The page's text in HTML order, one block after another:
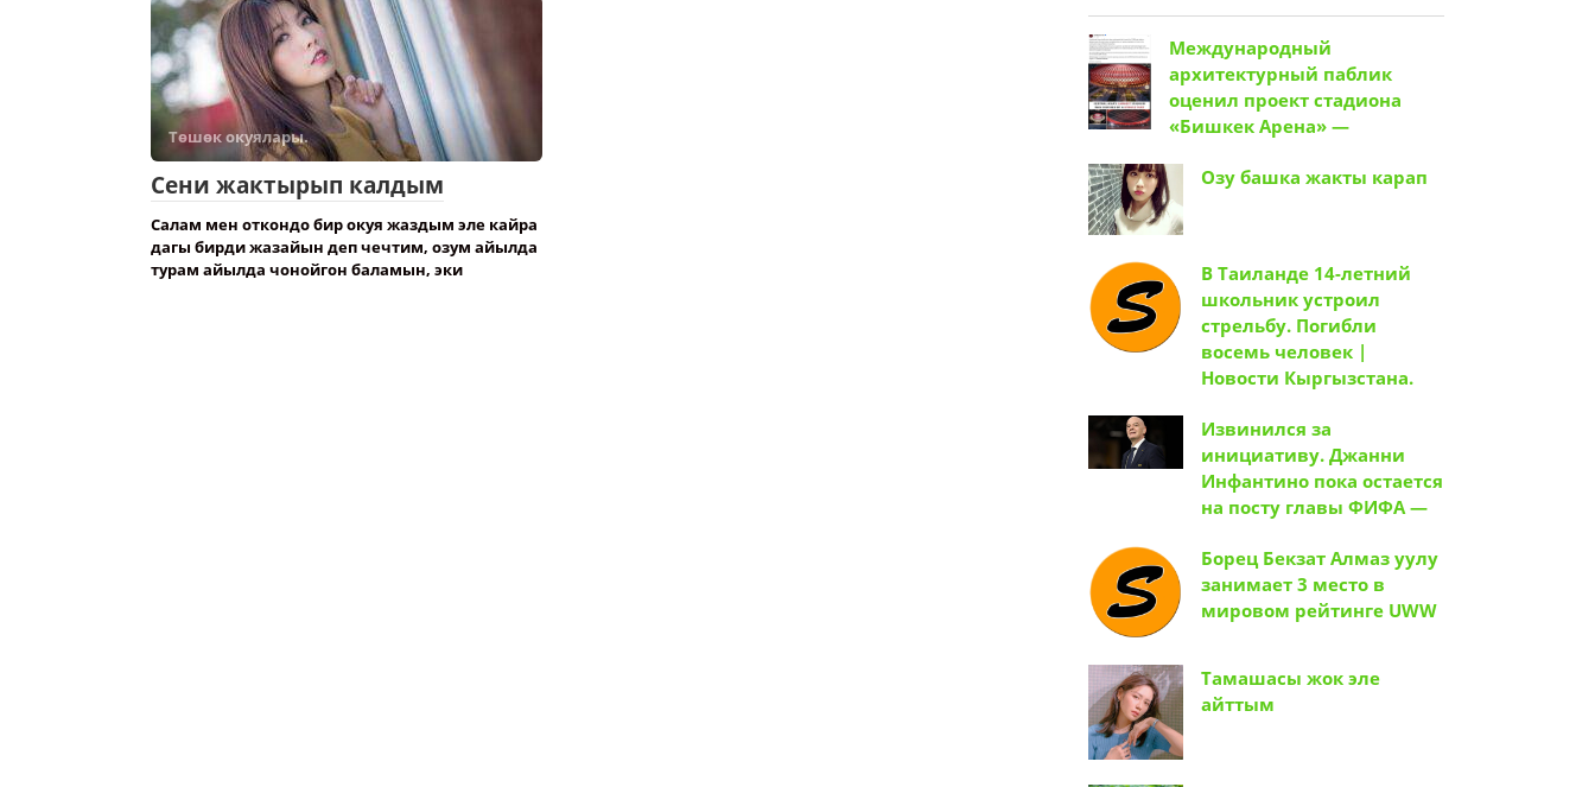
Төшөк окуялары.
Сени жактырып калдым
Салам мен откондо бир окуя жаздым эле кайра
дагы бирди жазайын деп чечтим, озум айылда
турам айылда чонойгон баламын, эки
Международный
архитектурный паблик
оценил проект стадиона
«Бишкек Арена» —
Озу башка жакты карап
В Таиланде 14-летний
школьник устроил
стрельбу. Погибли
восемь человек |
Новости Кыргызстана.
Извинился за
инициативу. Джанни
Инфантино пока остается
на посту главы ФИФА —
Борец Бекзат Алмаз уулу
занимает 3 место в
мировом рейтинге UWW
Тамашасы жок эле
айттым